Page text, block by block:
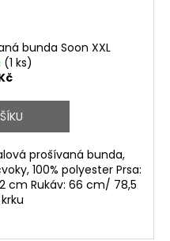
bunda Soon XXL
(1 ks)
prošívaná bunda,
100% polyester Prsa:
cm Rukáv: 66 cm/ 78,5